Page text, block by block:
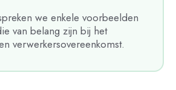
we enkele voorbeelden
van belang zijn bij het
verwerkersovereenkomst.